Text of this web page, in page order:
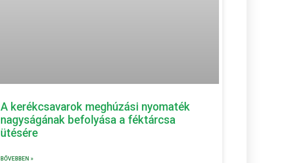
A kerékcsavarok meghúzási nyomaték
nagyságának befolyása a féktárcsa
ütésére
BŐVEBBEN »